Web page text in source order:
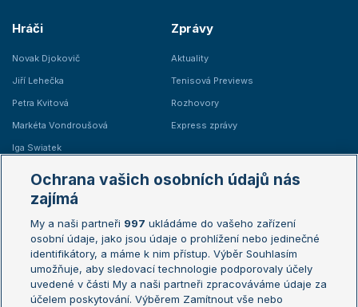
Hráči
Novak Djokovič
Jiří Lehečka
Petra Kvitová
Markéta Vondroušová
Iga Swiatek
Zprávy
Aktuality
Tenisová Previews
Rozhovory
Express zprávy
Žebříčky
Žebříček ATP (muži)
Žebříček WTA (ženy)
Sázkařský žebříček
Australian Open
French Open
Wimbledon
US Open
Ochrana vašich osobních údajů nás
zajímá
My a naši partneři 997 ukládáme do vašeho zařízení
osobní údaje, jako jsou údaje o prohlížení nebo jedinečné
identifikátory, a máme k nim přístup. Výběr Souhlasím
umožňuje, aby sledovací technologie podporovaly účely
uvedené v části My a naši partneři zpracováváme údaje za
účelem poskytování. Výběrem Zamítnout vše nebo